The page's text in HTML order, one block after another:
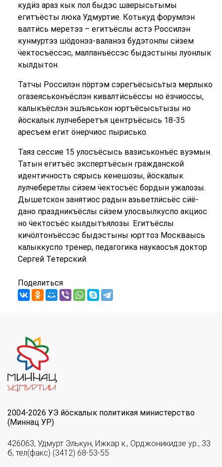
кудӥз араз кык пол быдэс шаерысьтымы
егитъёсты люка Удмуртие. Котькуд форумлэн
валтӥсь меретэз – егитъёслы астэ Россилэн
кунмуртэз шӧдонэз-валанэз будэтонлы сӥзем
ӵектосъёссэс, малпанъёссэс быдэстыны луонлык
кылдытон.
Татчы Россилэн пӧртэм сэрегъёсысьтыз мерлыко
огазеяськонъёслэн кивалтӥсьёссы но ёзчиоссы,
калыкъёслэн эшъяськон юртъёсысьтызы но
йӧскалык лулчеберетъя центръёсысь 18-35
аресъем егит ӧнерчиос пырисько.
Таяз сессие 15 улосъёсысь вазиськонъёс вуэмын.
Татын егитъёс экспертъёсын гражданской
идентичность сярысь кенешозы, йӧскалык
лулчеберетлы сӥзем ӵектосъёс бордын ужалозы.
Дышетскон занятиос радын азьветлӥсьёс сӥё-
дано праздникъёслы сӥзем улосвылкуспо акциос
но ӵектосъёс кылдытъялозы. Егитъёслы
кичӧлтонъёссэс быдэстыны юрттоз Москваысь
калыккуспо тренер, педагогика наукаосъя доктор
Сергей Тетерский.
Поделиться
2004-2026 УЭ йöскалык политикая министерство
(Миннац УР)
426063, Удмурт Элькун, Ижкар к., Орджоникидзе ур., 33
б, тел(факс) (3412) 68-53-55